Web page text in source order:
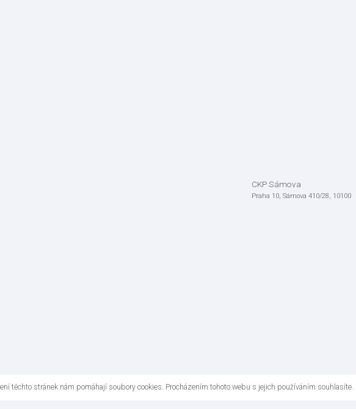
CKP Sámova
Praha 10, Sámova 410/28, 10100
těchto stránek nám pomáhají soubory cookies. Procházením tohoto webu s jejich používáním souhlasíte.